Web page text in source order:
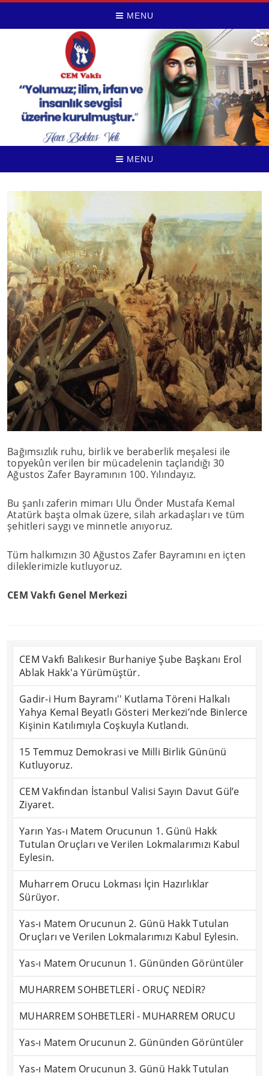
MENU
MENU
Bağımsızlık ruhu, birlik ve beraberlik meşalesi ile
topyekûn verilen bir mücadelenin taçlandığı 30
Ağustos Zafer Bayramının 100. Yılındayız.
Bu şanlı zaferin mimarı Ulu Önder Mustafa Kemal
Atatürk başta olmak üzere, silah arkadaşları ve tüm
şehitleri saygı ve minnetle anıyoruz.
Tüm halkımızın 30 Ağustos Zafer Bayramını en içten
dileklerimizle kutluyoruz.
CEM Vakfı Genel Merkezi
CEM Vakfı Balıkesir Burhaniye Şube Başkanı Erol
Ablak Hakk'a Yürümüştür.
Gadir-i Hum Bayramı'' Kutlama Töreni Halkalı
Yahya Kemal Beyatlı Gösteri Merkezi’nde Binlerce
Kişinin Katılımıyla Coşkuyla Kutlandı.
15 Temmuz Demokrasi ve Milli Birlik Gününü
Kutluyoruz.
CEM Vakfından İstanbul Valisi Sayın Davut Gül’e
Ziyaret.
Yarın Yas-ı Matem Orucunun 1. Günü Hakk
Tutulan Oruçları ve Verilen Lokmalarımızı Kabul
Eylesin.
Muharrem Orucu Lokması İçin Hazırlıklar
Sürüyor.
Yas-ı Matem Orucunun 2. Günü Hakk Tutulan
Oruçları ve Verilen Lokmalarımızı Kabul Eylesin.
Yas-ı Matem Orucunun 1. Gününden Görüntüler
MUHARREM SOHBETLERİ - ORUÇ NEDİR?
MUHARREM SOHBETLERİ - MUHARREM ORUCU
Yas-ı Matem Orucunun 2. Gününden Görüntüler
Yas-ı Matem Orucunun 3. Günü Hakk Tutulan